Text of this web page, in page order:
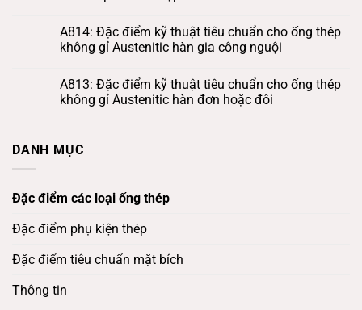
A814: Đặc điểm kỹ thuật tiêu chuẩn cho ống thép
không gỉ Austenitic hàn gia công nguội
A813: Đặc điểm kỹ thuật tiêu chuẩn cho ống thép
không gỉ Austenitic hàn đơn hoặc đôi
DANH MỤC
Đặc điểm các loại ống thép
Đặc điểm phụ kiện thép
Đặc điểm tiêu chuẩn mặt bích
Thông tin